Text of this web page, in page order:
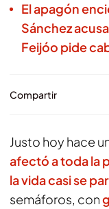
El apagón
Sánchez
Feijóo pide
Compartir
Justo hoy hace
afectó a toda la
la vida casi se
semáforos, con